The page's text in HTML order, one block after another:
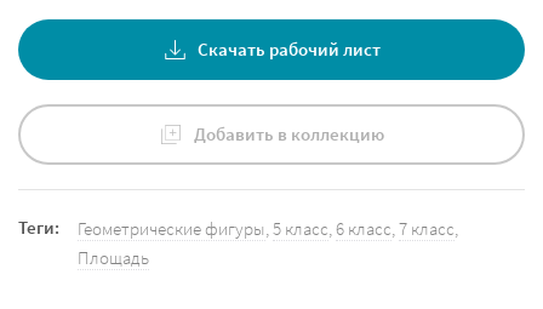
Скачать рабочий лист
Добавить в коллекцию
Теги: Геометрические фигуры 5 класс 6 класс 7 класс
Площадь